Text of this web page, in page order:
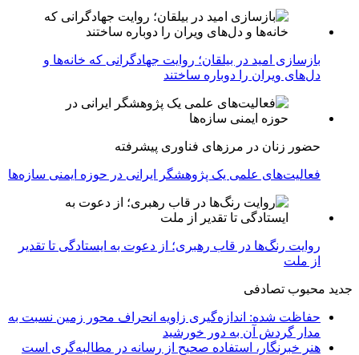
بازسازی امید در بیلقان؛ روایت جهادگرانی که خانه‌ها و
دل‌های ویران را دوباره ساختند
حضور زنان در مرزهای فناوری پیشرفته
فعالیت‌های علمی یک پژوهشگر ایرانی در حوزه ایمنی سازه‌ها
روایت رنگ‌ها در قاب رهبری؛ از دعوت به ایستادگی تا تقدیر
از ملت
جدید محبوب تصادفی
حفاظت شده: اندازه‌گیری زاویه انحراف محور زمین نسبت به
مدار گردش آن به دور خورشید
هنر خبرنگار، استفاده صحیح از رسانه در مطالبه‌گری است